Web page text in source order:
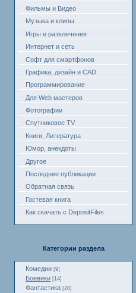
Фильмы и Видео
Музыка и клипы
Игры и развлечения
Интернет и сеть
Софт для смартфонов
Графика, дизайн и CAD
Программирование
Для Web мастеров
Фотографии
Спутниковое TV
Книги, Литература
Юмор, анекдоты
Другое
Последние публикации
Обратная связь
Гостевая книга
Как скачать с DepositFiles
Категории раздела
Комедии [9]
Боевики [14]
Фантастика [20]